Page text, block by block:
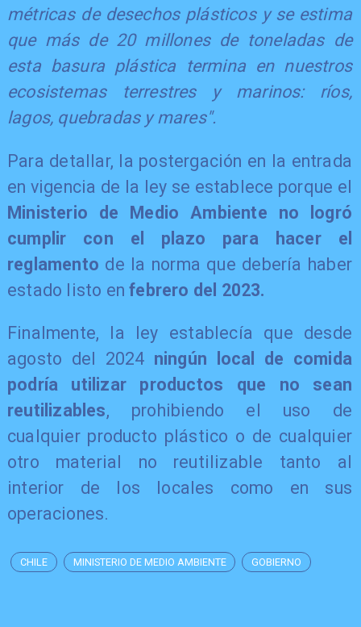
métricas de desechos plásticos y se estima
que más de 20 millones de toneladas de
esta basura plástica termina en nuestros
ecosistemas terrestres y marinos: ríos,
lagos, quebradas y mares".
Para detallar, la postergación en la entrada
en vigencia de la ley se establece porque el
Ministerio de Medio Ambiente no logró
cumplir con el plazo para hacer el
reglamento de la norma que debería haber
estado listo enfebrero del 2023.
Finalmente, la ley establecía que desde
agosto del 2024 ningún local de comida
podría utilizar productos que no sean
reutilizables, prohibiendo el uso de
cualquier producto plástico o de cualquier
otro material no reutilizable tanto al
interior de los locales como en sus
operaciones.
CHILE MINISTERIO DE MEDIO AMBIENTE GOBIERNO